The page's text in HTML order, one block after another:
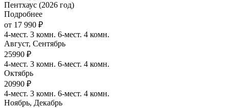
Пентхаус (2026 год)
Подробнее
от 17 990 ₽
4-мест. 3 комн. 6-мест. 4 комн.
Август, Сентябрь
25990 ₽
4-мест. 3 комн. 6-мест. 4 комн.
Октябрь
20990 ₽
4-мест. 3 комн. 6-мест. 4 комн.
Ноябрь, Декабрь